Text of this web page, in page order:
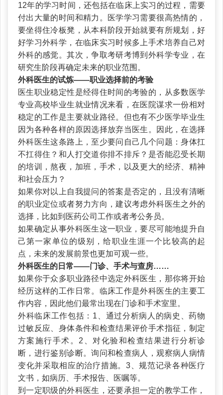
12年的学习时间，还包括在临床上实习的过程，需要
付出大量的时间和精力。医学学习需要很高热情的，
要坐得住冷板凳，从本科阶段开始就要有所规划，好
好学习外科学，在临床实习时候多上手术培养自己对
外科的感觉。其次，争取考研考博到外科学专业，在
研究生阶段再确定未来的职业范围。
外科医生的试炼——职业选择前的考验
医生职业稳定性是经得住时间的考验的，从多数医学
专业高校毕业生就业情况来看，在医院谋求一份相对
稳定的工作是主要就业路径。但也有不少医学毕业生
因为各种各样的原因选择放弃当医生。因此，在选择
外科医生这条路上，至少要问自己几个问题：身体扛
不扛得住？和人打交道你排不排斥？是否能忍受长期
的培训，熬夜，加班，手术，以及更大的经济、精神
和社会压力？
如果你对以上自我提问的答案是否定的，且没有清晰
的职业定位或者努力方向，建议考虑外科医生之外的
选择，比如到医药公司工作或者考公务员。
如果确定从事外科医生这一职业，要尽可能地提升自
己第一家单位的级别，给职业生涯一个比较高的起
点，未来的发展前景也更加可观一些。
外科医生的日常——门诊、手术与查房……
如果你于众多职业路径中选定外科医生，那你将开始
经历这样的工作日常。临床工作是外科医生的主要工
作内容，因此他们最常出现在门诊和手术室里。
外科临床工作包括：1、通过分析病人的病史、药物
过敏反应、身体条件和检查结果评价手术指征，制定
方案施行手术。2、对化验和检查结果进行分析诊
断，进行鉴别诊断。询问和检查病人，观察病人病情
变化并采取相应的治疗措施。3、规范记录各种医疗
文书，如病历、手术报告、医嘱等。
到一定职级的外科医生，还要承担一定的教学工作，